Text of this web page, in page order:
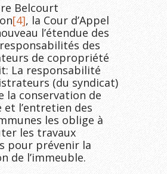
Belcourt
[4], la Cour d’Appel
l’étendue des
des
de copropriété
La responsabilité
(du syndicat)
la conservation de
et l’entretien des
les oblige à
les travaux
pour prévenir la
de l’immeuble.